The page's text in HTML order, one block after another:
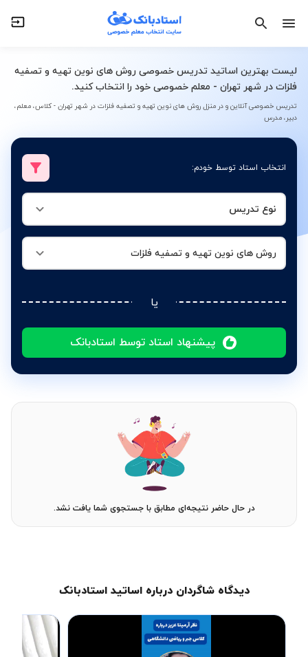
لیست بهترین اساتید تدریس خصوصی روش های نوین تهیه و تصفیه
فلزات در شهر تهران - معلم خصوصی خود را انتخاب کنید.
تدریس خصوصی آنلاین و در منزل روش های نوین تهیه و تصفیه فلزات در شهر تهران - کلاس، معلم،
دبیر، مدرس
انتخاب استاد توسط خودم:
نوع تدریس
روش های نوین تهیه و تصفیه فلزات
یا
پیشنهاد استاد توسط استادبانک
در حال حاضر نتیجه‌ای مطابق با جستجوی شما یافت نشد.
دیدگاه شاگردان درباره اساتید استادبانک